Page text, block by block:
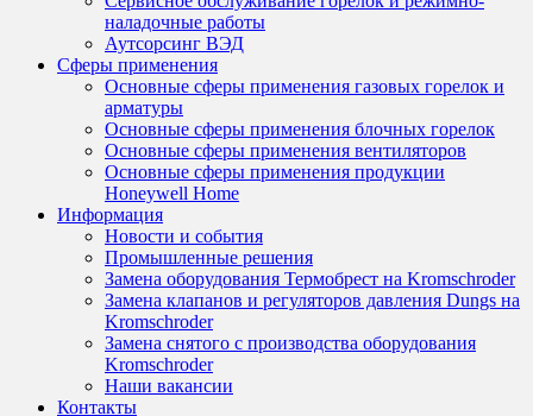
наладочные работы
Аутсорсинг ВЭД
Сферы применения
Основные сферы применения газовых горелок и
арматуры
Основные сферы применения блочных горелок
Основные сферы применения вентиляторов
Основные сферы применения продукции
Honeywell Home
Информация
Новости и события
Промышленные решения
Замена оборудования Термобрест на Kromschroder
Замена клапанов и регуляторов давления Dungs на
Kromschroder
Замена снятого с производства оборудования
Kromschroder
Наши вакансии
Контакты